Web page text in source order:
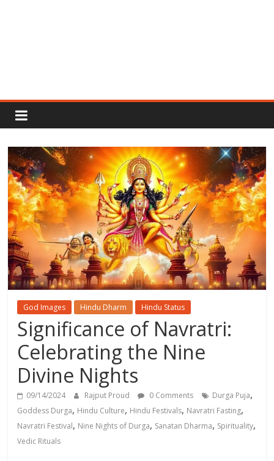
Rajput
Proud
Rajputana
Attitude
Status
In
Hindi
God Images Hindu Dharm Hindu Status
Significance of Navratri:
Celebrating the Nine
Divine Nights
09/14/2024 Rajput Proud 0 Comments Durga Puja,
Goddess Durga, Hindu Culture, Hindu Festivals, Navratri Fasting,
Navratri Festival, Nine Nights of Durga, Sanatan Dharma, Spirituality,
Vedic Rituals